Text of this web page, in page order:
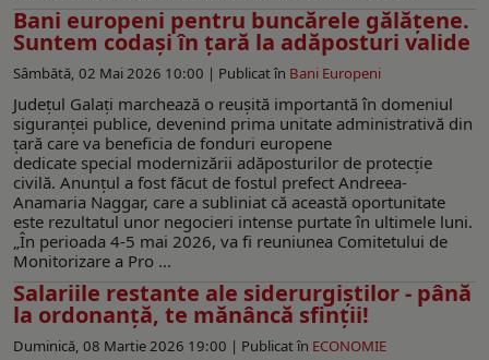
Bani europeni pentru buncărele gălățene.
Suntem codași în țară la adăposturi valide
Sâmbătă, 02 Mai 2026 10:00 | Publicat în Bani Europeni
Județul Galați marchează o reușită importantă în domeniul
siguranței publice, devenind prima unitate administrativă din
țară care va beneficia de fonduri europene
dedicate special modernizării adăposturilor de protecție
civilă. Anunțul a fost făcut de fostul prefect Andreea-
Anamaria Naggar, care a subliniat că această oportunitate
este rezultatul unor negocieri intense purtate în ultimele luni.
„În perioada 4-5 mai 2026, va fi reuniunea Comitetului de
Monitorizare a Pro ...
Salariile restante ale siderurgiștilor - până
la ordonanță, te mănâncă sfinții!
Duminică, 08 Martie 2026 19:00 | Publicat în ECONOMIE